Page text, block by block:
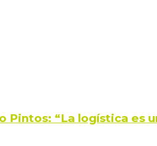
Pintos: “La logística es